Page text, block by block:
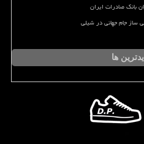
بانک صادرات ایران
ساز جام جهانی در شیلی
ها